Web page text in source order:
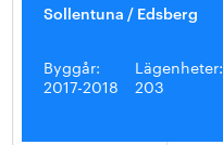
Sollentuna / Edsberg
Byggår:
2017-2018
Lägenheter:
203